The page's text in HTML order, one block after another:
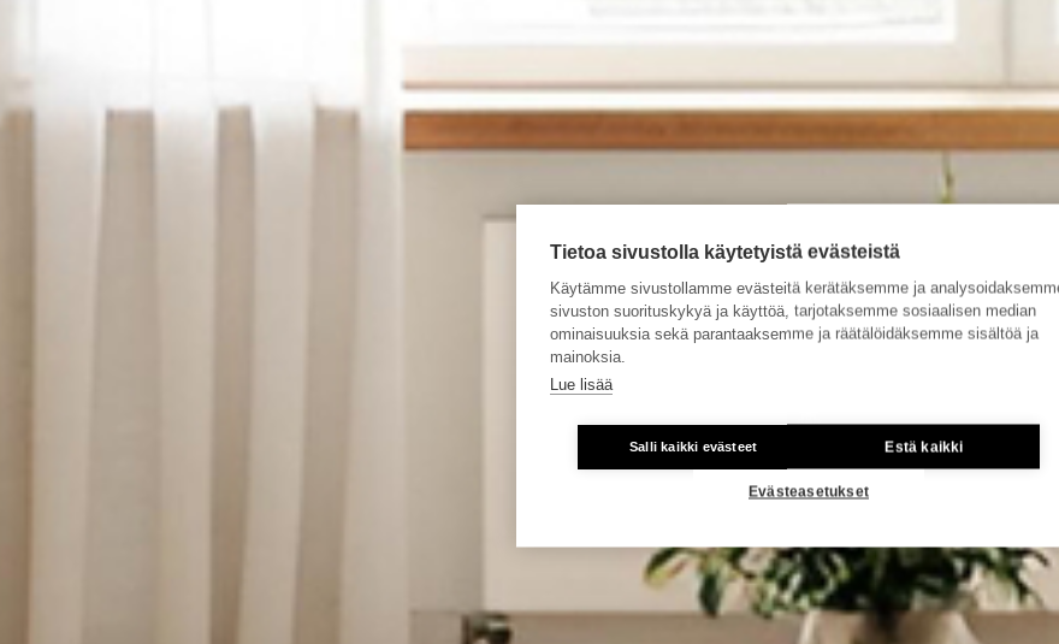
Tietoa sivustolla käytetyistä evästeistä
Käytämme sivustollamme evästeitä kerätäksemme ja
sivuston suorituskykyä ja käyttöä, tarjotaksemme sosiaalisen median
ominaisuuksia sekä parantaaksemme ja räätälöidäksemme sisältöä ja
mainoksia.
Lue lisää
Salli kaikki evästeet Estä kaikki
Evästeasetukset